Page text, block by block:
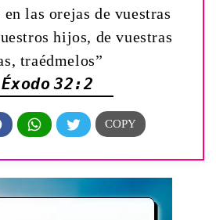
las orejas de vuestras
hijos, de vuestras
traédmelos”
32:2